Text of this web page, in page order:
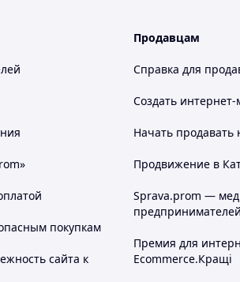
покупкам
сайта к
Продавцам
Справка для
Создать интернет-
Начать продавать
Продвижение в
Sprava.prom —
предпринимателей
Премия для
Ecommerce.Кращі